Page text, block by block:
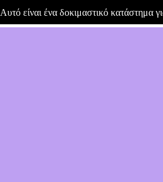
Αυτό είναι ένα δοκιμαστικό κατάστημα